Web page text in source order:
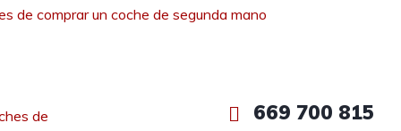
de comprar un coche de segunda mano
de
669 700 815